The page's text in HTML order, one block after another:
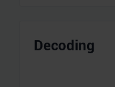
Decoding